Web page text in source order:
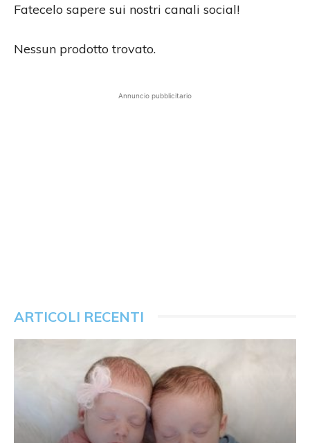
Fatecelo sapere sui nostri canali social!
Nessun prodotto trovato.
Annuncio pubblicitario
ARTICOLI RECENTI